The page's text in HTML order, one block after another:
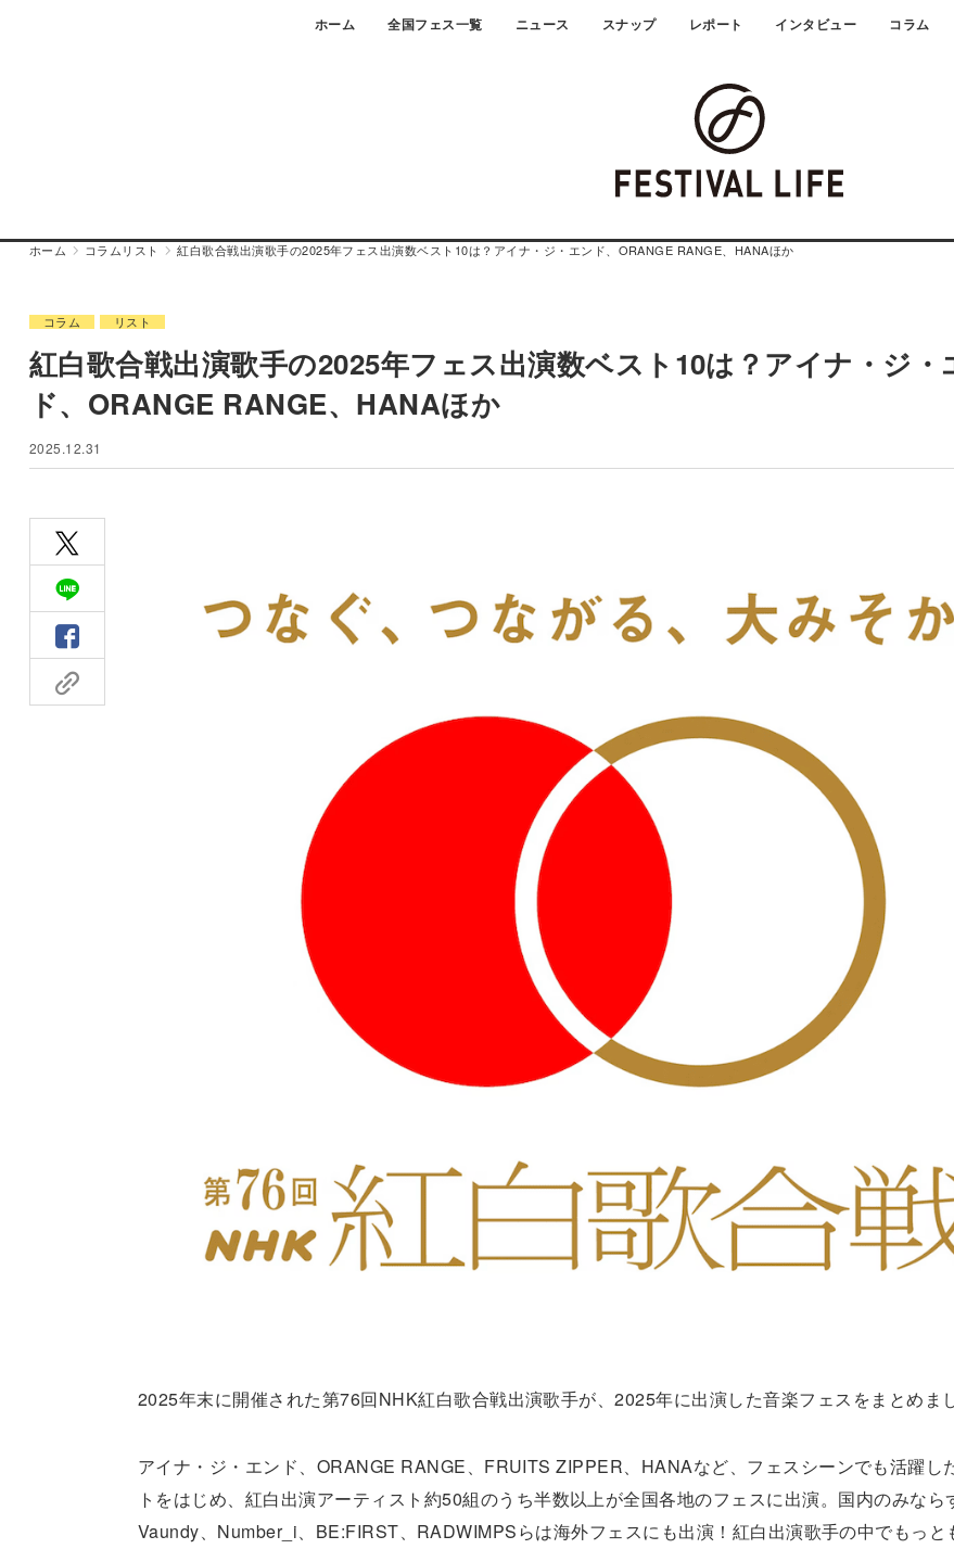
ホーム 全国フェス一覧 ニュース スナップ レポート インタビュー コラム
ホーム コラムリスト 紅白歌合戦出演歌手の2025年フェス出演数ベスト10は？アイナ・ジ・エンド、ORANGE RANGE、HANAほか
コラム リスト
紅白歌合戦出演歌手の2025年フェス出演数ベスト10は？アイナ・ジ・
ド、ORANGE RANGE、HANAほか
2025.12.31
2025年末に開催された第76回NHK紅白歌合戦出演歌手が、2025年に出演した音楽フェスをまとめまし
アイナ・ジ・エンド、ORANGE RANGE、FRUITS ZIPPER、HANAなど、フェスシーンでも活躍し
トをはじめ、紅白出演アーティスト約50組のうち半数以上が全国各地のフェスに出演。国内のみなら
Vaundy、Number_i、BE:FIRST、RADWIMPSらは海外フェスにも出演！紅白出演歌手の中でもっと